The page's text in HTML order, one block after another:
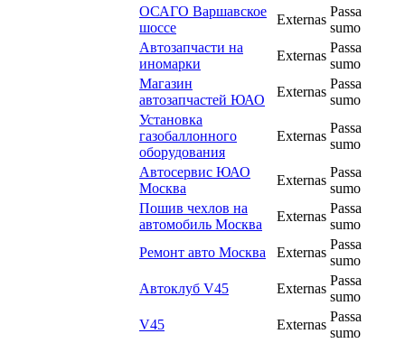
ОСАГО Варшавское
шоссе
Externas
Passa
sumo
Автозапчасти на
иномарки
Externas
Passa
sumo
Магазин
автозапчастей ЮАО
Externas
Passa
sumo
Установка
газобаллонного
оборудования
Externas
Passa
sumo
Автосервис ЮАО
Москва
Externas
Passa
sumo
Пошив чехлов на
автомобиль Москва
Externas
Passa
sumo
Ремонт авто Москва
Externas
Passa
sumo
Автоклуб V45
Externas
Passa
sumo
V45
Externas
Passa
sumo